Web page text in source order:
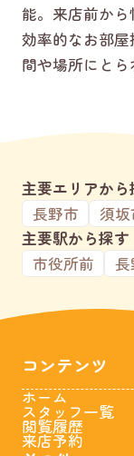
能。来店前から
効率的なお部
間や場所にとら
主要エリアから
長野市
須坂
主要駅から探す
市役所前
長
コンテンツ
ホーム
スタッフ一覧
閲覧履歴
来店予約